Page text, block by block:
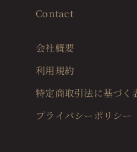
Contact
会社概要
利用規約
特定商取引法に基づく
プライバシーポリシー